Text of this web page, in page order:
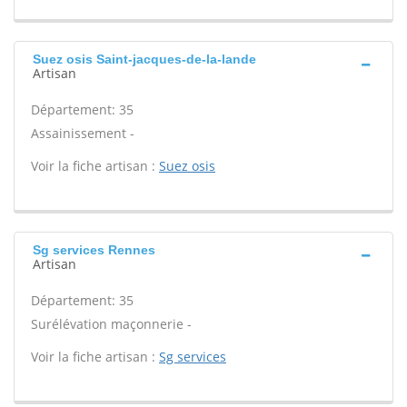
Suez osis Saint-jacques-de-la-lande
Artisan
Département: 35
Assainissement -
Voir la fiche artisan : Suez osis
Sg services Rennes
Artisan
Département: 35
Surélévation maçonnerie -
Voir la fiche artisan : Sg services